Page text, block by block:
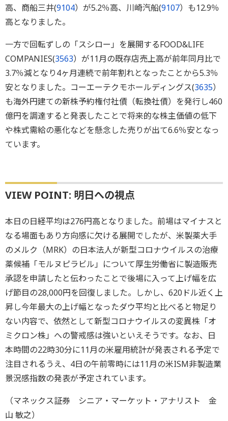
高、商船三井(9104）が5.2％高、川崎汽船(9107）も12.9％
高となりました。
一方で回転ずしの「スシロー」を展開するFOOD&LIFE
COMPANIES(3563）が11月の既存店売上高が前年同月比で
3.7％減となり4ヶ月連続で前年割れとなったことから5.3％
安となりました。コーエーテクモホールディングス(3635）
も海外円建ての新株予約権付社債（転換社債）を発行し460
億円を調達すると発表したことで将来的な株主価値の低下
や株式需給の悪化などを懸念した売りが出て6.6％安となっ
ています。
VIEW POINT: 明日への視点
本日の日経平均は276円高となりました。前場はマイナスと
なる場面もあり方向感に欠ける展開でしたが、米製薬大手
のメルク（MRK）の日本法人が新型コロナウイルスの治療
薬候補「モルヌピラビル」について厚生労働省に製造販売
承認を申請したと伝わったことで後場に入って上げ幅を広
げ節目の28,000円を回復しました。しかし、620ドル近く上
昇し今年最大の上げ幅となったダウ平均と比べると物足り
ない内容で、依然として新型コロナウイルスの変異株「オ
ミクロン株」への警戒感は強いといえそうです。なお、日
本時間の22時30分に11月の米雇用統計が発表される予定で
注目されるうえ、4日の午前零時には11月の米ISM非製造業
景況感指数の発表が予定されています。
（マネックス証券 シニア・マーケット・アナリスト 金
山 敏之）